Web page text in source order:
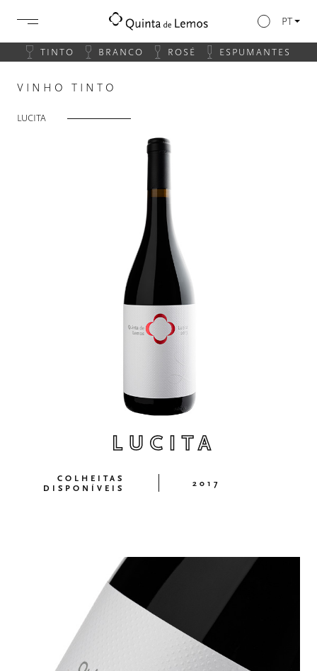
PT
TINTO BRANCO ROSÉ ESPUMANTES
VINHO TINTO
LUCITA
LUCITA
COLHEITAS
DISPONÍVEIS
2017